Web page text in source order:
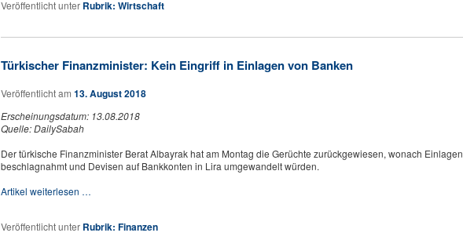
Veröffentlicht unter Rubrik: Wirtschaft
Türkischer Finanzminister: Kein Eingriff in Einlagen von Banken
Veröffentlicht am 13. August 2018
Erscheinungsdatum: 13.08.2018
Quelle: DailySabah
Der türkische Finanzminister Berat Albayrak hat am Montag die Gerüchte zurückgewiesen, wonach Einlagen
beschlagnahmt und Devisen auf Bankkonten in Lira umgewandelt würden.
Artikel weiterlesen …
Veröffentlicht unter Rubrik: Finanzen